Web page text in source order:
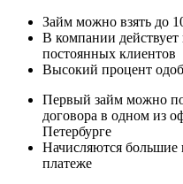
Займ можно взять до
В компании
постоянных клиентов
Высокий процент
Первый займ можно
договора в одном из
Петербурге
Начисляются
платеже